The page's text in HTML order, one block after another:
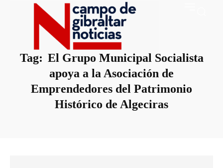
Tag: El Grupo Municipal Socialista
apoya a la Asociación de
Emprendedores del Patrimonio
Histórico de Algeciras